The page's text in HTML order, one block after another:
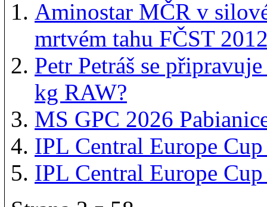
Aminostar MČR v
mrtvém tahu FČST
Petr Petráš se
kg RAW?
MS GPC 2026
IPL Central Europe
IPL Central Europe